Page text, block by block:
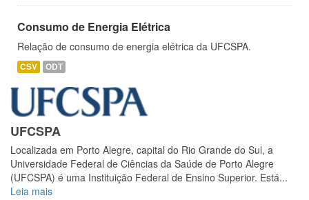
Consumo de Energia Elétrica
Relação de consumo de energia elétrica da UFCSPA.
CSV ODT
UFCSPA
Localizada em Porto Alegre, capital do Rio Grande do Sul, a
Universidade Federal de Ciências da Saúde de Porto Alegre
(UFCSPA) é uma Instituição Federal de Ensino Superior. Está...
Leia mais